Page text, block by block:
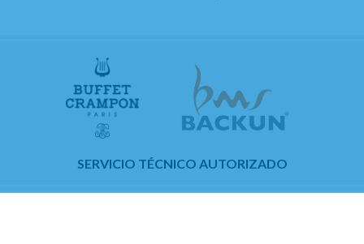
SERVICIO TÉCNICO AUTORIZADO